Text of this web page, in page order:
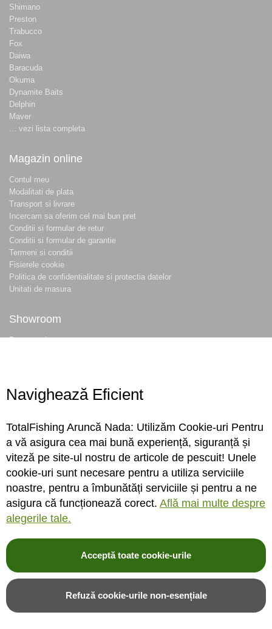
Shimano
Preston
Trabucco
Fox
Daiwa
Baracuda
Okuma
Dynamite Baits
Delphin
Maver
... vezi lista completa
Magazin online
Contul meu
Modalitati de plata
Transport si livrare
Incercam sa oferim cel mai bun pret
Conditii si formular de retur
Conditii si formular de garantie
Termeni si conditii
Fisierele cookie
Politica de confidentialitate si protectia datelor
Unitati de masura
Showroom
Despre noi
Conecteaza-te
Sa ne cunoastem mai bine. Vino alaturi de noi pe reteaua ta preferata. Te
asteptam cu stiri, surprize, concursuri, premii ...
© 2004-2026 TotalFishing SRL. Toate drepturile rezervate. Citititermeni si
fisiere cookie ,politica de confidentialitate si protectia datelor
* Pozele produselor sunt folosite cu acordul furnizorilor si sunt doar cu titlu de
Navighează Eficient
TotalFishing Aruncă Nada: Utilizăm Cookie-uri Pentru
a vă asigura cea mai bună experiență, siguranță și
viteză pe site-ul nostru de articole de pescuit! Unele
cookie-uri sunt necesare pentru a utiliza serviciile
noastre, pentru a îmbunătăți serviciile și pentru a ne
asigura că funcționează corect. Află mai multe despre
alegerile tale.
Acceptă toate cookie-urile
Refuză cookie-urile non-esențiale